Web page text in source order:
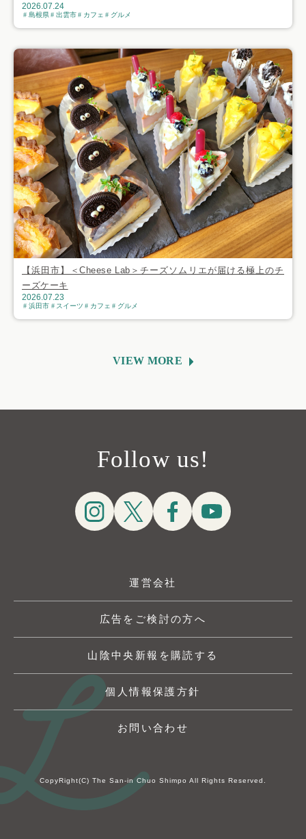
2026.07.24
島根県 出雲市 カフェ グルメ
【浜田市】＜Cheese Lab＞チーズソムリエが届ける極上のチ
ーズケーキ
2026.07.23
浜田市 スイーツ カフェ グルメ
VIEW MORE
Follow us!
運営会社
広告をご検討の方へ
山陰中央新報を購読する
個人情報保護方針
お問い合わせ
CopyRight(C) The San-in Chuo Shimpo All Rights Reserved.